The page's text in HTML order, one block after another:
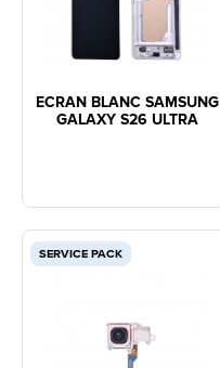
ECRAN BLANC SAMSUNG
GALAXY S26 ULTRA
SERVICE PACK